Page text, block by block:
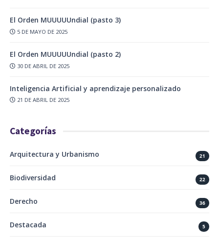
El Orden MUUUUUndial (pasto 3)
5 DE MAYO DE 2025
El Orden MUUUUUndial (pasto 2)
30 DE ABRIL DE 2025
Inteligencia Artificial y aprendizaje personalizado
21 DE ABRIL DE 2025
Categorías
Arquitectura y Urbanismo 21
Biodiversidad 22
Derecho 36
Destacada 5